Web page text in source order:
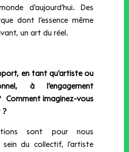
d’aujourd’hui. Des
dont l’essence même
un art du réel.
en tant qu’artiste ou
à l’engagement
Comment imaginez-vous
?
sont pour nous
sein du collectif, l’artiste